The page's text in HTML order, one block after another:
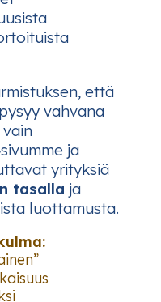
että
vahvana
ja
yrityksiä
tasalla ja
luottamusta.